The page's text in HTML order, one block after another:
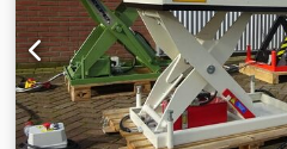
1000mm x 2000mm x 200mm,
Höhenverstellung manuell
1500 Kg, Maße 1200mm x
28mm mit Höhenverstellung
Tragkraft 2000 Kg, Maße
Bohrung 28mm mit